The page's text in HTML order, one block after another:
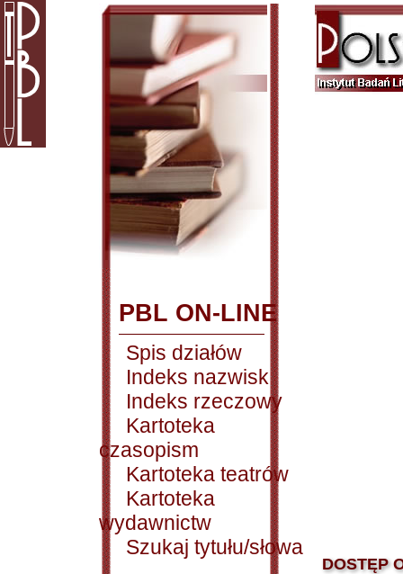
PBL ON-LINE
Spis działów
Indeks nazwisk
Indeks rzeczowy
Kartoteka
czasopism
Kartoteka teatrów
Kartoteka
wydawnictw
Szukaj tytułu/słowa
DOSTĘP